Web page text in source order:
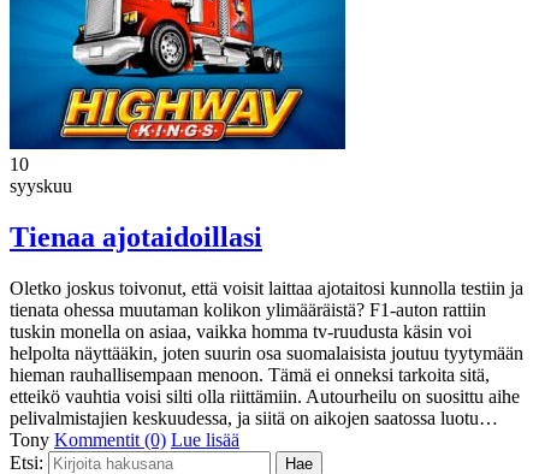
10
syyskuu
Tienaa ajotaidoillasi
Oletko joskus toivonut, että voisit laittaa ajotaitosi kunnolla testiin ja
tienata ohessa muutaman kolikon ylimääräistä? F1-auton rattiin
tuskin monella on asiaa, vaikka homma tv-ruudusta käsin voi
helpolta näyttääkin, joten suurin osa suomalaisista joutuu tyytymään
hieman rauhallisempaan menoon. Tämä ei onneksi tarkoita sitä,
etteikö vauhtia voisi silti olla riittämiin. Autourheilu on suosittu aihe
pelivalmistajien keskuudessa, ja siitä on aikojen saatossa luotu…
Tony Kommentit (0) Lue lisää
Etsi: